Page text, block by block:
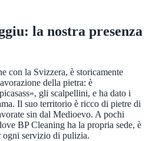
: la nostra presenza
con la Svizzera, è storicamente
della pietra: è
gli scalpellini, e ha dato i
Il suo territorio è ricco di pietre di
sin dal Medioevo. A pochi
BP Cleaning ha la propria sede, è
ogni servizio di pulizia.